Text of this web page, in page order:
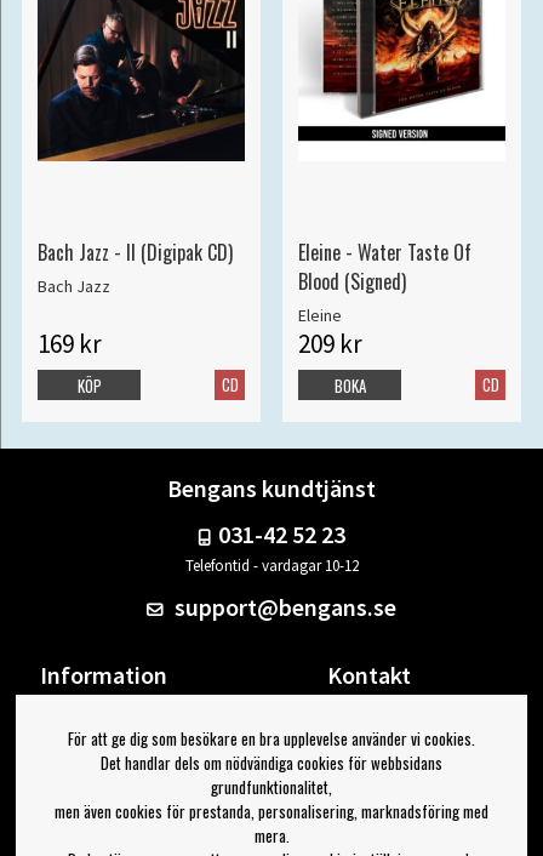
Bach Jazz - II (Digipak CD)
Bach Jazz
169 kr
CD
KÖP
Eleine - Water Taste Of
Blood (Signed)
Eleine
209 kr
CD
BOKA
Bengans kundtjänst
031-42 52 23
Telefontid - vardagar 10-12
support@bengans.se
Information
Om Bengans
FAQ / Köp- & Leveransvillkor
Kontakt
Din sida
Logga ut
Jag vill ha tips från Bengans
För att ge dig som besökare en bra upplevelse använder vi cookies.
Det handlar dels om nödvändiga cookies för webbsidans
grundfunktionalitet,
men även cookies för prestanda, personalisering, marknadsföring med
mera.